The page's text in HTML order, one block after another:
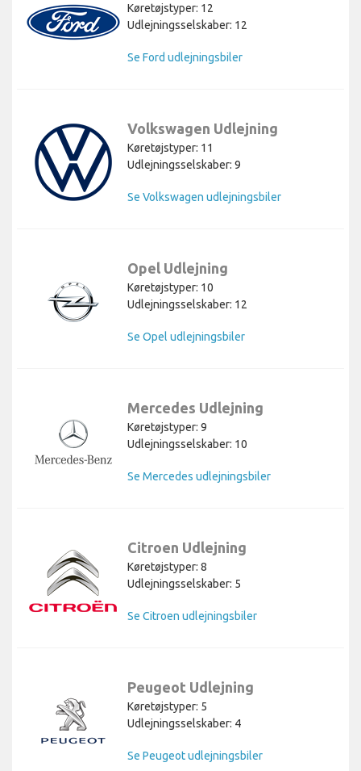
Køretøjstyper: 12
Udlejningsselskaber: 12
Se Ford udlejningsbiler
Volkswagen Udlejning
Køretøjstyper: 11
Udlejningsselskaber: 9
Se Volkswagen udlejningsbiler
Opel Udlejning
Køretøjstyper: 10
Udlejningsselskaber: 12
Se Opel udlejningsbiler
Mercedes Udlejning
Køretøjstyper: 9
Udlejningsselskaber: 10
Se Mercedes udlejningsbiler
Citroen Udlejning
Køretøjstyper: 8
Udlejningsselskaber: 5
Se Citroen udlejningsbiler
Peugeot Udlejning
Køretøjstyper: 5
Udlejningsselskaber: 4
Se Peugeot udlejningsbiler